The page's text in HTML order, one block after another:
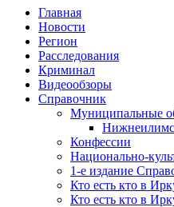
Главная
Новости
Регион
Расследования
Криминал
Видеообзоры
Справочник
Муниципальные
Конфессии
Национально-
1-е издание
Кто есть кто в
Кто есть кто в